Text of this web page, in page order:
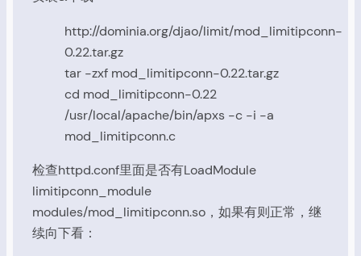
http://dominia.org/djao/limit/mod_limitipconn-
0.22.tar.gz
tar -zxf mod_limitipconn-0.22.tar.gz
cd mod_limitipconn-0.22
/usr/local/apache/bin/apxs -c -i -a
mod_limitipconn.c
检查httpd.conf里面是否有LoadModule
limitipconn_module
modules/mod_limitipconn.so，如果有则正常，继
续向下看：